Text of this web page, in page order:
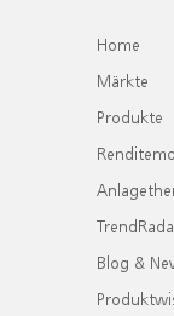
Home
Märkte
Produkte
Blog &